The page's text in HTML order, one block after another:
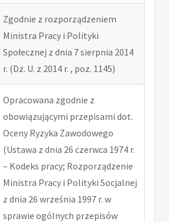
Zgodnie z rozporządzeniem
Ministra Pracy i Polityki
Społecznej z dnia 7 sierpnia 2014
r. (Dz. U. z 2014 r. , poz. 1145)
Opracowana zgodnie z
obowiązującymi przepisami dot.
Oceny Ryzyka Zawodowego
(Ustawa z dnia 26 czerwca 1974 r.
– Kodeks pracy; Rozporządzenie
Ministra Pracy i Polityki Socjalnej
z dnia 26 września 1997 r. w
sprawie ogólnych przepisów